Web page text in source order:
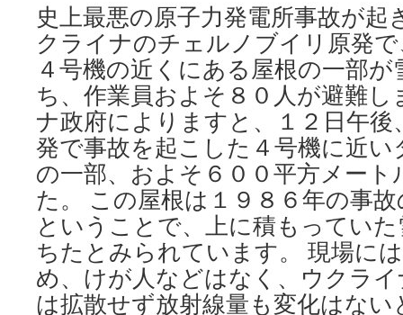
史上最悪の原子力発電所事故が
クライナのチェルノブイリ原発
４号機の近くにある屋根の一部
ち、作業員およそ８０人が避難
ナ政府によりますと、１２日午
発で事故を起こした４号機に近
の一部、およそ６００平方メー
た。 この屋根は１９８６年の事
ということで、上に積もってい
ちたとみられています。 現場に
め、けが人などはなく、ウクラ
は拡散せず放射線量も変化はな